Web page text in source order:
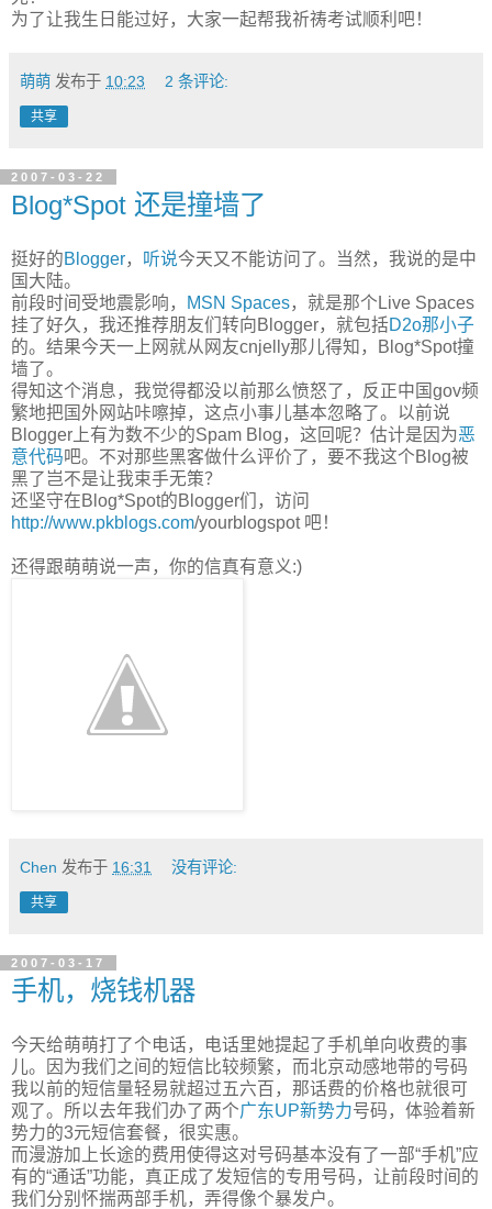
为了让我生日能过好，大家一起帮我祈祷考试顺利吧！
萌萌 发布于 10:23 2 条评论:
共享
2007-03-22
Blog*Spot 还是撞墙了
挺好的Blogger， 听说今天又不能访问了。当然，我说的是中
国大陆。
前段时间受地震影响，
MSN Spaces，就是那个Live Spaces
挂了好久，我还推荐朋友们转向Blogger，就包括D2o那小子
的。结果今天一上网就从网友cnjelly那儿得知，Blog*Spot撞
墙了。
得知这个消息，我觉得都没以前那么愤怒了，反正中国gov频
繁地把国外网站咔嚓掉，这点小事儿基本忽略了。以前说
Blogger上有为数不少的Spam Blog，这回呢？估计是因为恶
意代码吧。不对那些黑客做什么评价了，要不我这个Blog被
黑了岂不是让我束手无策？
还坚守在Blog*Spot的Blogger们，访问
http://www.pkblogs.com/yourblogspot 吧！
还得跟萌萌说一声，你的信真有意义:)
Chen 发布于 16:31 没有评论:
共享
2007-03-17
手机，烧钱机器
今天给萌萌打了个电话，电话里她提起了手机单向收费的事
儿。因为我们之间的短信比较频繁，而北京动感地带的号码
我以前的短信量轻易就超过五六百，那话费的价格也就很可
观了。所以去年我们办了两个广东UP新势力号码，体验着新
势力的3元短信套餐，很实惠。
而漫游加上长途的费用使得这对号码基本没有了一部“手机”应
有的“通话”功能，真正成了发短信的专用号码，让前段时间的
我们分别怀揣两部手机，弄得像个暴发户。